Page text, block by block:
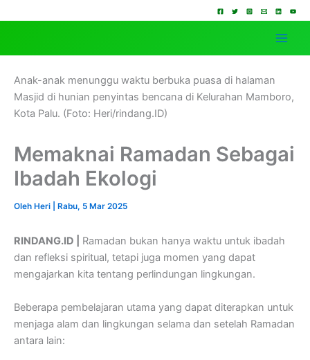
ke
Anak-anak menunggu waktu berbuka puasa di halaman
Masjid di hunian penyintas bencana di Kelurahan Mamboro,
Kota Palu. (Foto: Heri/rindang.ID)
Memaknai Ramadan Sebagai
Ibadah Ekologi
Oleh Heri Rabu, 5 Mar 2025
RINDANG.ID |
Ramadan bukan hanya waktu untuk ibadah
dan refleksi spiritual, tetapi juga momen yang dapat
mengajarkan kita tentang perlindungan lingkungan.
Beberapa pembelajaran utama yang dapat diterapkan untuk
menjaga alam dan lingkungan selama dan setelah Ramadan
antara lain: